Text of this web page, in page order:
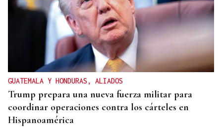
GUATEMALA Y HONDURAS, ALIADOS
Trump prepara una nueva fuerza militar para
coordinar operaciones contra los cárteles en
Hispanoamérica